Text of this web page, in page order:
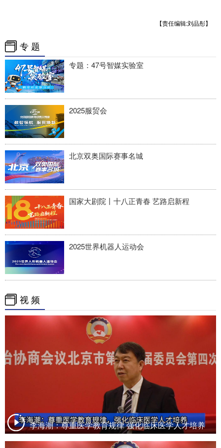
新疆 内蒙古 黑龙江
多语种频道
English Español
Русский язык
Deutsch Português
【责任编辑:刘品彤】
专 题
专题：47号智媒实验室
2025服贸会
北京双奥国际赛事名城
国家大剧院丨十八正青春 艺路启新程
2025世界机器人运动会
视 频
李海潮：尊重医学教育规律 强化临床医学人才培养